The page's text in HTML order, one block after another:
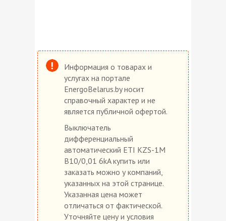
Информация о товарах и
услугах на портале
EnergoBelarus.by носит
справочный характер и не
является публичной офертой.
Выключатель
дифференциальный
автоматический ETI KZS-1M
B10/0,01 6kA купить или
заказать можно у компаний,
указанных на этой странице.
Указанная цена может
отличаться от фактической.
Уточняйте цену и условия